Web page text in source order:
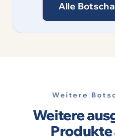
Alle
Weitere
Weitere
Produkte